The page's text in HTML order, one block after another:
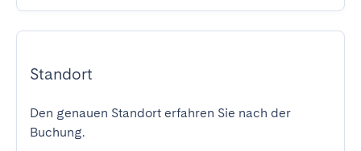
Standort
Den genauen Standort erfahren Sie nach der
Buchung.